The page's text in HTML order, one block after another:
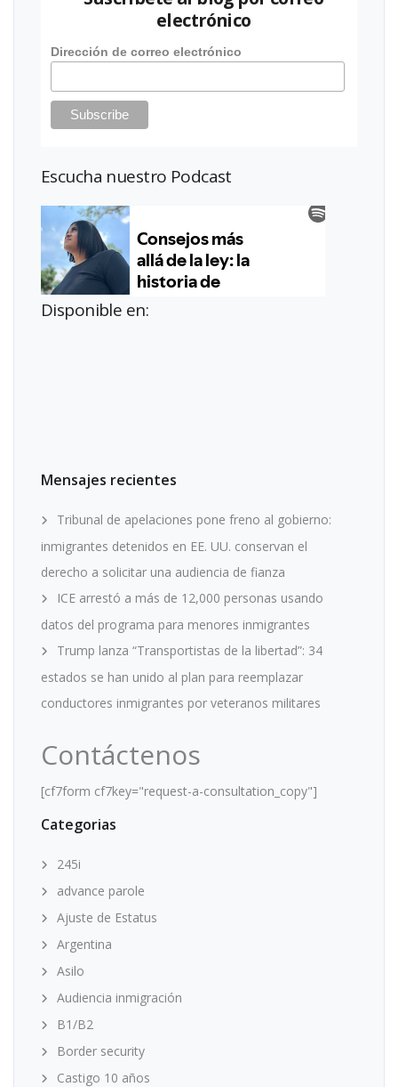
electrónico
Dirección de correo electrónico
Escucha nuestro Podcast
Disponible en:
Mensajes recientes
Tribunal de apelaciones pone freno al gobierno:
inmigrantes detenidos en EE. UU. conservan el
derecho a solicitar una audiencia de fianza
ICE arrestó a más de 12,000 personas usando
datos del programa para menores inmigrantes
Trump lanza “Transportistas de la libertad”: 34
estados se han unido al plan para reemplazar
conductores inmigrantes por veteranos militares
Contáctenos
[cf7form cf7key="request-a-consultation_copy"]
Categorias
245i
advance parole
Ajuste de Estatus
Argentina
Asilo
Audiencia inmigración
B1/B2
Border security
Castigo 10 años